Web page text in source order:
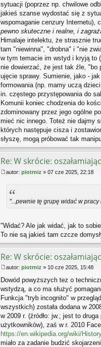
sytuacji (poprzez np. chwilowe
jakieś szanse wydostać się z
wspomaganie cenzury Internetu),
pewno skuteczne i realne, i
Himalaje intelektu, że strasznie
tam "niewinna", "drobna" i "nie
w tym temacie im wstyd i kryją to
nie dowierzać, że jest tak źle, "bo
ujęcie sprawy. Sumienie, jako -
formowania (np. mamy uczą
in. częstego przystępowania do
Komunii koniec chodzenia do
zdominowany przez jego ogólne
mieć nic innego. Toteż nie dajmy
których następuje cisza i
słyszę, mogą próbować tak
Re: W skrócie:
autor: piotrniz » 07 cze 2025, 22:18
"...pewnie tę grupę widać w
"Widać? Ale jak widać, jak to
To nie są jakieś tam czcze
Re: W skrócie:
o
s
autor: piotrniz » 10 cze 2025, 15:48
Dowód powyższych tez o
wstydzą, a co ma służyć
Funkcja "tryb incognito" w
wszystkich) została dodana w
w 2009 r. (źródło: jw.; jest to
użytkowników), zaś w r. 2010
https://en.wikipedia.org/wiki/
miało za zadanie budzić